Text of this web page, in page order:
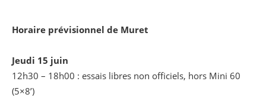
Horaire prévisionnel de Muret
Jeudi 15 juin
12h30 – 18h00 : essais libres non officiels, hors Mini 60
(5×8’)